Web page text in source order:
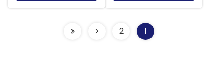
1
2